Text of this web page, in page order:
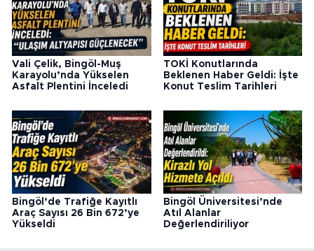
Vali Çelik, Bingöl-Muş
Karayolu’nda Yükselen
Asfalt Plentini İnceledi
TOKİ Konutlarında
Beklenen Haber Geldi: İşte
Konut Teslim Tarihleri
Bingöl’de Trafiğe Kayıtlı
Araç Sayısı 26 Bin 672’ye
Yükseldi
Bingöl Üniversitesi’nde
Atıl Alanlar
Değerlendiriliyor